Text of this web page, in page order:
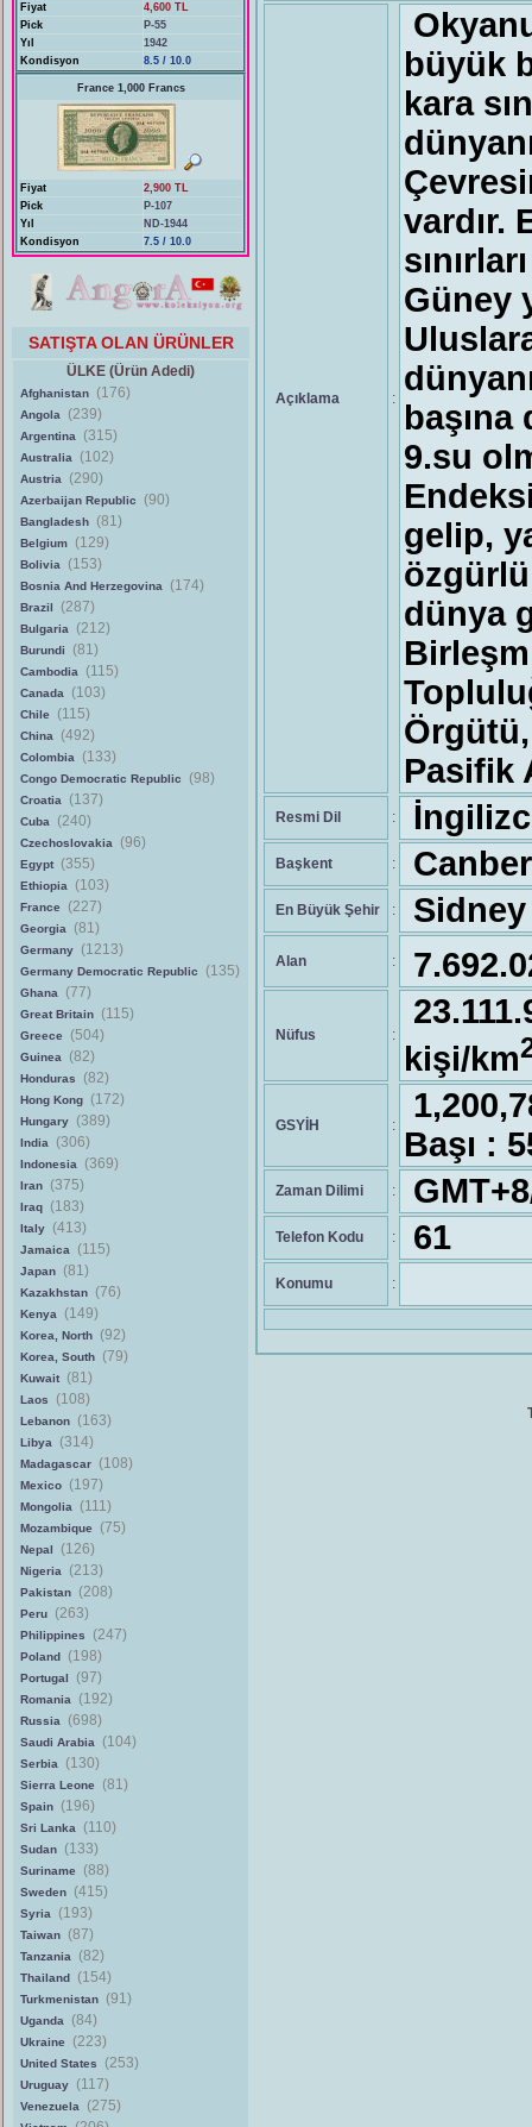
Fiyat
4,600 TL
Pick
P-55
Yıl
1942
Kondisyon
8.5 / 10.0
France 1,000 Francs
Fiyat
2,900 TL
Pick
P-107
Yıl
ND-1944
Kondisyon
7.5 / 10.0
SATIŞTA OLAN ÜRÜNLER
ÜLKE (Ürün Adedi)
Afghanistan (176)
Angola (239)
Argentina (315)
Australia (102)
Austria (290)
Azerbaijan Republic (90)
Bangladesh (81)
Belgium (129)
Bolivia (153)
Bosnia And Herzegovina (174)
Brazil (287)
Bulgaria (212)
Burundi (81)
Cambodia (115)
Canada (103)
Chile (115)
China (492)
Colombia (133)
Congo Democratic Republic (98)
Croatia (137)
Cuba (240)
Czechoslovakia (96)
Egypt (355)
Ethiopia (103)
France (227)
Georgia (81)
Germany (1213)
Germany Democratic Republic (135)
Ghana (77)
Great Britain (115)
Greece (504)
Guinea (82)
Honduras (82)
Hong Kong (172)
Hungary (389)
India (306)
Indonesia (369)
Iran (375)
Iraq (183)
Italy (413)
Jamaica (115)
Japan (81)
Kazakhstan (76)
Kenya (149)
Korea, North (92)
Korea, South (79)
Kuwait (81)
Laos (108)
Lebanon (163)
Libya (314)
Madagascar (108)
Mexico (197)
Mongolia (111)
Mozambique (75)
Nepal (126)
Nigeria (213)
Pakistan (208)
Peru (263)
Philippines (247)
Poland (198)
Portugal (97)
Romania (192)
Russia (698)
Saudi Arabia (104)
Serbia (130)
Sierra Leone (81)
Spain (196)
Sri Lanka (110)
Sudan (133)
Suriname (88)
Sweden (415)
Syria (193)
Taiwan (87)
Tanzania (82)
Thailand (154)
Turkmenistan (91)
Uganda (84)
Ukraine (223)
United States (253)
Uruguay (117)
Venezuela (275)
Açıklama :
büyük
kara
vardır.
Güney
başına
9.su
gelip,
dünya
Pasifik
Resmi Dil :
Başkent :
En Büyük Şehir : Sidney
Alan :
Nüfus :
kişi/km
GSYİH :
Başı :
Zaman Dilimi :
Telefon Kodu : 61
Konumu :